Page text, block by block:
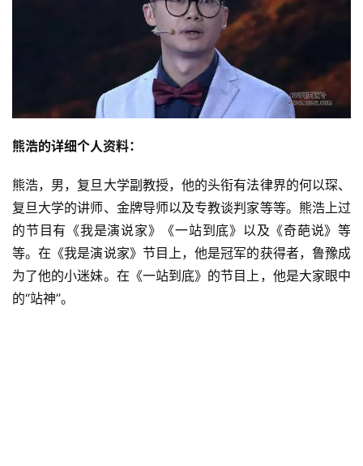
熊浩的详细个人资料：
熊浩，男，复旦大学副教授，他的头衔有法律界的何以琛、
复旦大学的讲师、金牌导师以及专教谈判家等等。熊浩上过
的节目有《我是演说家》《一站到底》以及《奇葩说》等
等。在《我是演说家》节目上，他是冠军的获得者，鲁豫成
为了他的小迷妹。在《一站到底》的节目上，他是大家眼中
的“站神”。